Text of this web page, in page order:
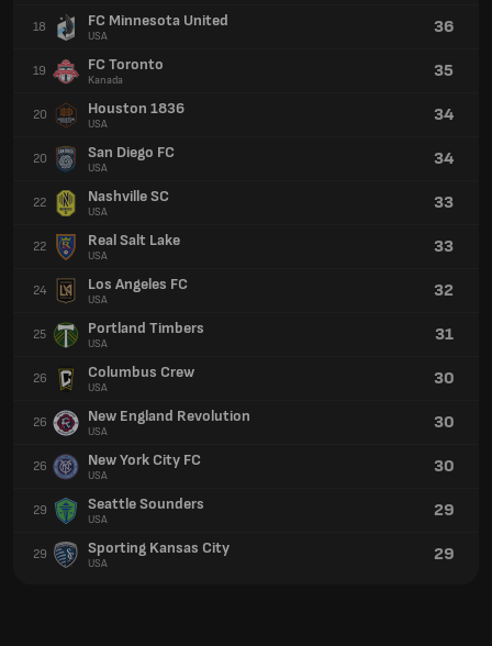
18 FC Minnesota United
USA 36
19 FC Toronto
Kanada 35
20 Houston 1836
USA 34
20 San Diego FC
USA 34
22 Nashville SC
USA 33
22 Real Salt Lake
USA 33
24 Los Angeles FC
USA 32
25 Portland Timbers
USA 31
26 Columbus Crew
USA 30
26 New England Revolution
USA 30
26 New York City FC
USA 30
29 Seattle Sounders
USA 29
29 Sporting Kansas City
USA 29